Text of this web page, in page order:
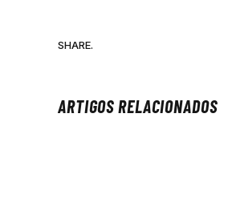
SHARE.
ARTIGOS RELACIONADOS